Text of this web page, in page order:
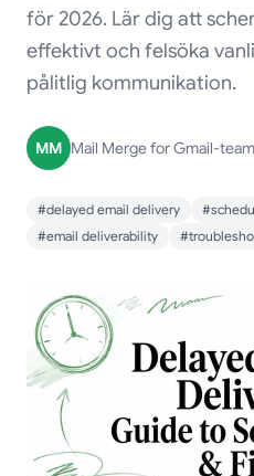
för 2026. Lär dig att
effektivt och felsöka
pålitlig kommunikation.
MM Mail Merge for Gmail-
#delayed email delivery
#email deliverability